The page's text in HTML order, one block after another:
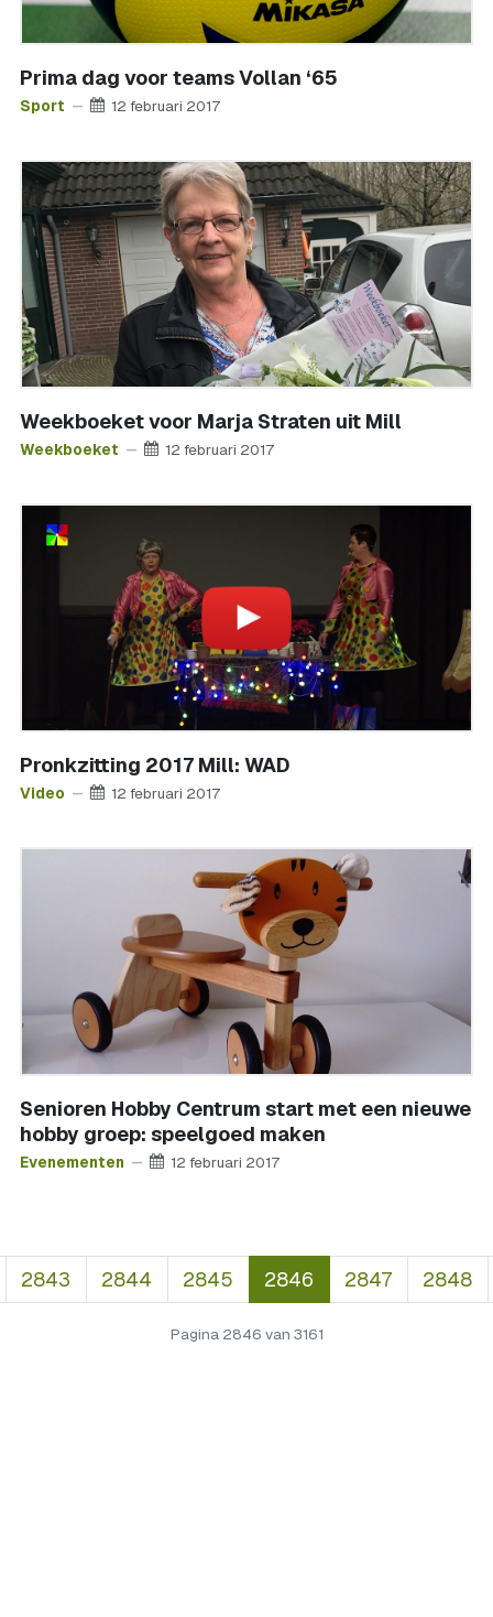
Prima dag voor teams Vollan ‘65
Sport 12 februari 2017
Weekboeket voor Marja Straten uit Mill
Weekboeket 12 februari 2017
Pronkzitting 2017 Mill: WAD
Video 12 februari 2017
Senioren Hobby Centrum start met een nieuwe
hobby groep: speelgoed maken
Evenementen 12 februari 2017
2843 2844 2845 2846 2847 2848
Pagina 2846 van 3161